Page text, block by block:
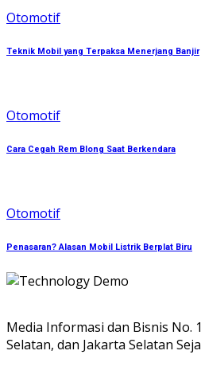
Otomotif
Teknik Mobil yang Terpaksa Menerjang Banjir
Otomotif
Cara Cegah Rem Blong Saat Berkendara
Otomotif
Penasaran? Alasan Mobil Listrik Berplat Biru
Media Informasi dan Bisnis No.
Selatan, dan Jakarta Selatan